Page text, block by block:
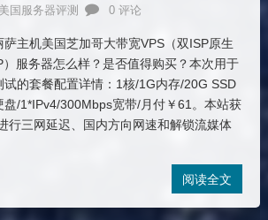
美国服务器评测 0 评论
萨主机美国芝加哥大带宽VPS（双ISP原生
）服务器怎么样？是否值得购买？本次用于
试的套餐配置详情：1核/1G内存/20G SSD
盘/1*IPv4/300Mbps宽带/月付￥61。本站获
行三网延迟、国内方向网速和解锁流媒体
阅读全文